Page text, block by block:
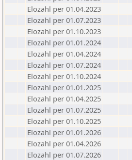
Elozahl per 01.04.2023
Elozahl per 01.07.2023
Elozahl per 01.10.2023
Elozahl per 01.01.2024
Elozahl per 01.04.2024
Elozahl per 01.07.2024
Elozahl per 01.10.2024
Elozahl per 01.01.2025
Elozahl per 01.04.2025
Elozahl per 01.07.2025
Elozahl per 01.10.2025
Elozahl per 01.01.2026
Elozahl per 01.04.2026
Elozahl per 01.07.2026